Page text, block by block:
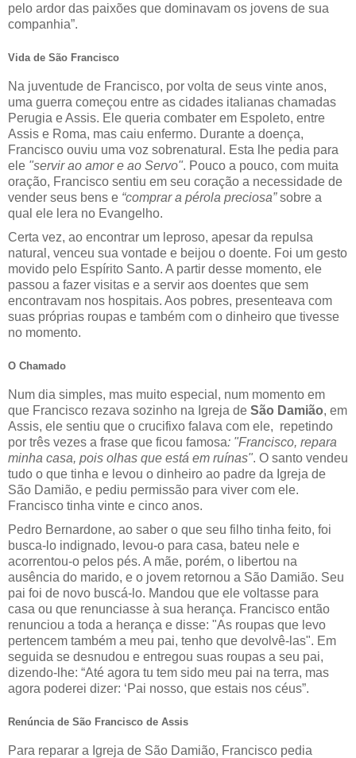
pelo ardor das paixões que dominavam os jovens de sua
companhia”.
Vida de São Francisco
Na juventude de Francisco, por volta de seus vinte anos,
uma guerra começou entre as cidades italianas chamadas
Perugia e Assis. Ele queria combater em Espoleto, entre
Assis e Roma, mas caiu enfermo. Durante a doença,
Francisco ouviu uma voz sobrenatural. Esta lhe pedia para
ele "servir ao amor e ao Servo". Pouco a pouco, com muita
oração, Francisco sentiu em seu coração a necessidade de
vender seus bens e “comprar a pérola preciosa”sobre a
qual ele lera no Evangelho.
Certa vez, ao encontrar um leproso, apesar da repulsa
natural, venceu sua vontade e beijou o doente. Foi um gesto
movido pelo Espírito Santo. A partir desse momento, ele
passou a fazer visitas e a servir aos doentes que sem
encontravam nos hospitais. Aos pobres, presenteava com
suas próprias roupas e também com o dinheiro que tivesse
no momento.
O Chamado
Num dia simples, mas muito especial, num momento em
que Francisco rezava sozinho na Igreja de São Damião, em
Assis, ele sentiu que o crucifixo falava com ele, repetindo
por três vezes a frase que ficou famosa: "Francisco, repara
minha casa, pois olhas que está em ruínas". O santo vendeu
tudo o que tinha e levou o dinheiro ao padre da Igreja de
São Damião, e pediu permissão para viver com ele.
Francisco tinha vinte e cinco anos.
Pedro Bernardone, ao saber o que seu filho tinha feito, foi
busca-lo indignado, levou-o para casa, bateu nele e
acorrentou-o pelos pés. A mãe, porém, o libertou na
ausência do marido, e o jovem retornou a São Damião. Seu
pai foi de novo buscá-lo. Mandou que ele voltasse para
casa ou que renunciasse à sua herança. Francisco então
renunciou a toda a herança e disse: "As roupas que levo
pertencem também a meu pai, tenho que devolvê-las". Em
seguida se desnudou e entregou suas roupas a seu pai,
dizendo-lhe: “Até agora tu tem sido meu pai na terra, mas
agora poderei dizer: ‘Pai nosso, que estais nos céus”.
Renúncia de São Francisco de Assis
Para reparar a Igreja de São Damião, Francisco pedia